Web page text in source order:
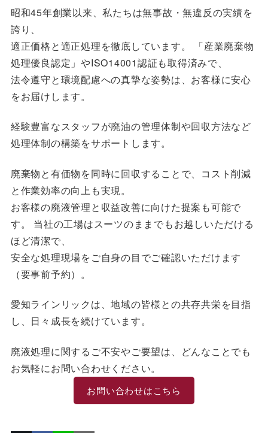
昭和45年創業以来、私たちは無事故・無違反の実績を
誇り、
適正価格と適正処理を徹底しています。 「産業廃棄物
処理優良認定」やISO14001認証も取得済みで、
法令遵守と環境配慮への真摯な姿勢は、お客様に安心
をお届けします。
経験豊富なスタッフが廃油の管理体制や回収方法など
処理体制の構築をサポートします。
廃棄物と有価物を同時に回収することで、コスト削減
と作業効率の向上も実現。
お客様の廃液管理と収益改善に向けた提案も可能で
す。 当社の工場はスーツのままでもお越しいただける
ほど清潔で、
安全な処理現場をご自身の目でご確認いただけます
（要事前予約）。
愛知ラインリックは、地域の皆様との共存共栄を目指
し、日々成長を続けています。
廃液処理に関するご不安やご要望は、どんなことでも
お気軽にお問い合わせください。
お問い合わせはこちら